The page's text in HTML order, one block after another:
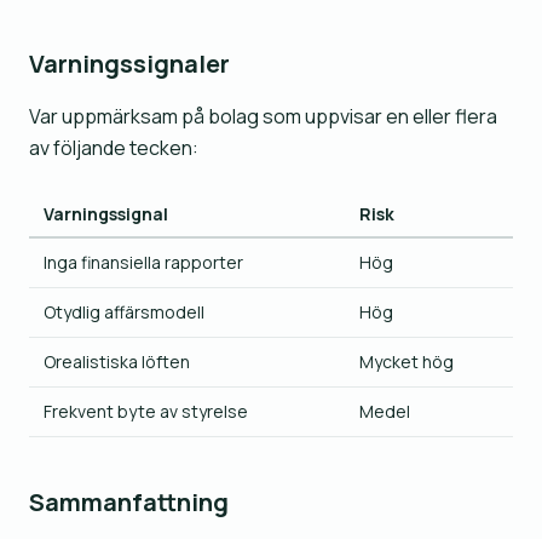
Varningssignaler
Var uppmärksam på bolag som uppvisar en eller flera
av följande tecken:
Varningssignal Risk
Inga finansiella rapporter Hög
Otydlig affärsmodell Hög
Orealistiska löften Mycket hög
Frekvent byte av styrelse Medel
Sammanfattning